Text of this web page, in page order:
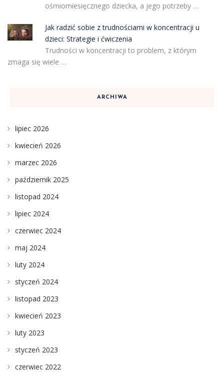
ośmiomiesięcznego dziecka, a jego potrzeby …
Jak radzić sobie z trudnościami w koncentracji u
dzieci: Strategie i ćwiczenia
Trudności w koncentracji to problem, z którym
zmaga się wiele …
ARCHIWA
lipiec 2026
kwiecień 2026
marzec 2026
październik 2025
listopad 2024
lipiec 2024
czerwiec 2024
maj 2024
luty 2024
styczeń 2024
listopad 2023
kwiecień 2023
luty 2023
styczeń 2023
czerwiec 2022